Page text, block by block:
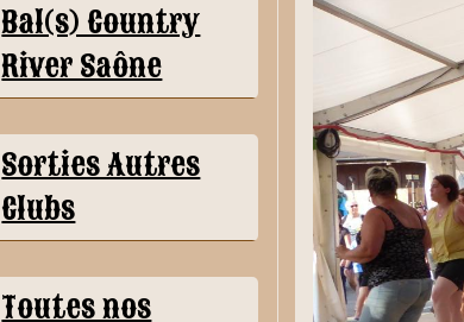
Bal(s) Country
River Saône
Sorties Autres
Clubs
Toutes nos